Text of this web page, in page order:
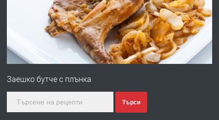
преди 2 дни
ПРЕДЛАГА
№4120 Магазин/Офис под наем в кв.
градската градина!
Заешко бутче с плънка
Търси